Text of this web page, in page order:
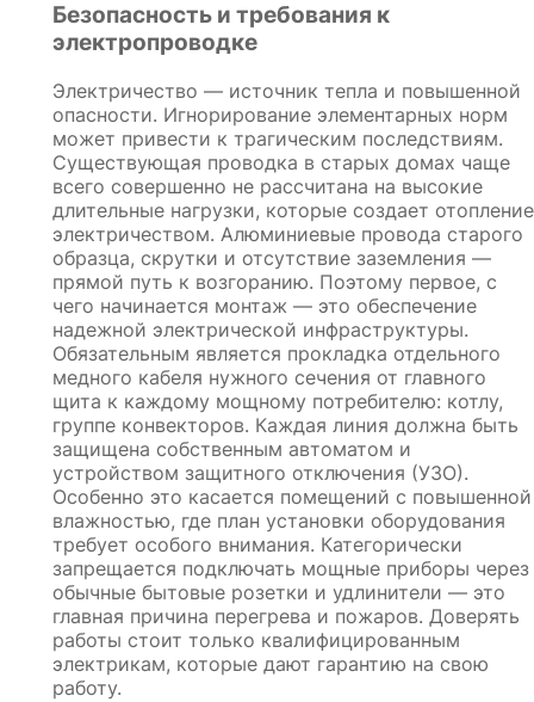
Безопасность и требования к
электропроводке
Электричество — источник тепла и повышенной
опасности. Игнорирование элементарных норм
может привести к трагическим последствиям.
Существующая проводка в старых домах чаще
всего совершенно не рассчитана на высокие
длительные нагрузки, которые создает отопление
электричеством. Алюминиевые провода старого
образца, скрутки и отсутствие заземления —
прямой путь к возгоранию. Поэтому первое, с
чего начинается монтаж — это обеспечение
надежной электрической инфраструктуры.
Обязательным является прокладка отдельного
медного кабеля нужного сечения от главного
щита к каждому мощному потребителю: котлу,
группе конвекторов. Каждая линия должна быть
защищена собственным автоматом и
устройством защитного отключения (УЗО).
Особенно это касается помещений с повышенной
влажностью, где план установки оборудования
требует особого внимания. Категорически
запрещается подключать мощные приборы через
обычные бытовые розетки и удлинители — это
главная причина перегрева и пожаров. Доверять
работы стоит только квалифицированным
электрикам, которые дают гарантию на свою
работу.